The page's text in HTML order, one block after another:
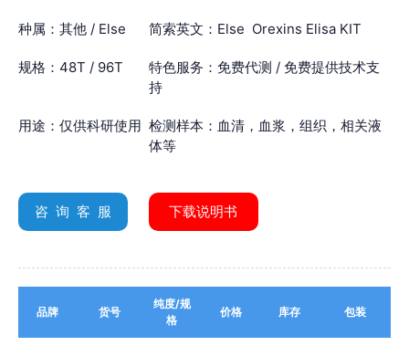
种属：其他 / Else 简索英文：Else Orexins Elisa KIT
规格：48T / 96T
特色服务：免费代测 / 免费提供技术支
持
用途：仅供科研使用 检测样本：血清，血浆，组织，相关液
体等
咨 询 客 服 下载说明书
品牌 货号
纯度/规
格
价格 库存 包装